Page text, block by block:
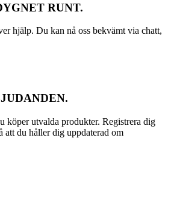
RUNT.
hjälp. Du kan nå oss bekvämt via chatt,
köper utvalda produkter. Registrera dig
att du håller dig uppdaterad om